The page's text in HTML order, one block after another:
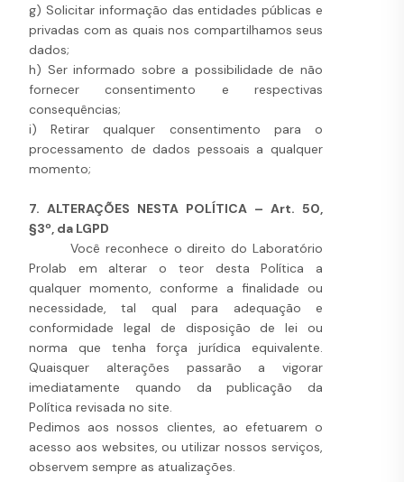
g) Solicitar informação das entidades públicas e
privadas com as quais nos compartilhamos seus
dados;
h) Ser informado sobre a possibilidade de não
fornecer consentimento e respectivas
consequências;
i) Retirar qualquer consentimento para o
processamento de dados pessoais a qualquer
momento;
7. ALTERAÇÕES NESTA POLÍTICA – Art. 50,
§3º, da LGPD
Você reconhece o direito do Laboratório
Prolab em alterar o teor desta Política a
qualquer momento, conforme a finalidade ou
necessidade, tal qual para adequação e
conformidade legal de disposição de lei ou
norma que tenha força jurídica equivalente.
Quaisquer alterações passarão a vigorar
imediatamente quando da publicação da
Política revisada no site.
Pedimos aos nossos clientes, ao efetuarem o
acesso aos websites, ou utilizar nossos serviços,
observem sempre as atualizações.